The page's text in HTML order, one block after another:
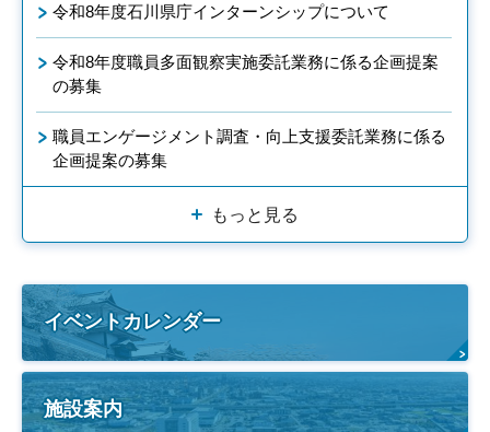
令和8年度石川県庁インターンシップについて
令和8年度職員多面観察実施委託業務に係る企画提案
の募集
職員エンゲージメント調査・向上支援委託業務に係る
企画提案の募集
もっと見る
イベントカレンダー
施設案内